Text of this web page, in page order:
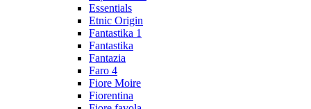
Essentials
Etnic Origin
Fantastika 1
Fantastika
Fantazia
Faro 4
Fiore Moire
Fiorentina